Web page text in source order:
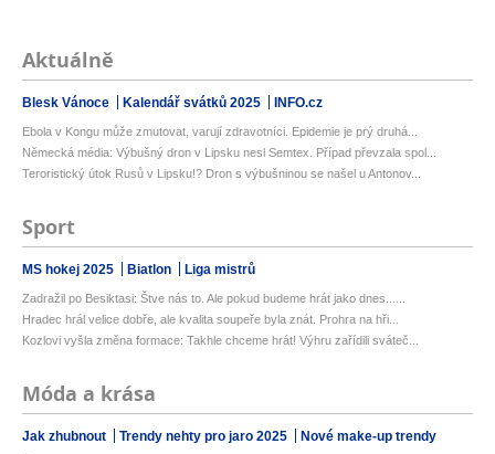
Aktuálně
Blesk Vánoce Kalendář svátků 2025 INFO.cz
Ebola v Kongu může zmutovat, varují zdravotníci. Epidemie je prý druhá...
Německá média: Výbušný dron v Lipsku nesl Semtex. Případ převzala spol...
Teroristický útok Rusů v Lipsku!? Dron s výbušninou se našel u Antonov...
Sport
MS hokej 2025 Biatlon Liga mistrů
Zadražil po Besiktasi: Štve nás to. Ale pokud budeme hrát jako dnes......
Hradec hrál velice dobře, ale kvalita soupeře byla znát. Prohra na hři...
Kozlovi vyšla změna formace: Takhle chceme hrát! Výhru zařídili sváteč...
Móda a krása
Jak zhubnout Trendy nehty pro jaro 2025 Nové make-up trendy